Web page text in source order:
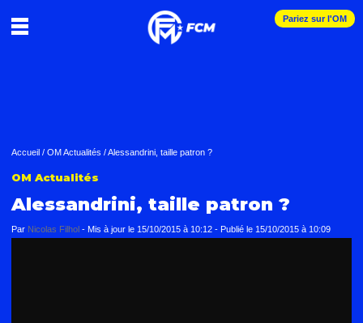
Pariez sur l'OM
Accueil / OM Actualités /Alessandrini, taille patron ?
OM Actualités
Alessandrini, taille patron ?
Par Nicolas Filhol - Mis à jour le 15/10/2015 à 10:12 - Publié le 15/10/2015 à 10:09